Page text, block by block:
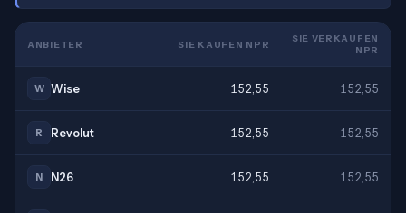
ANBIETER SIE KAUFEN NPR
SIE VERKAUFEN
NPR
W Wise 152,55 152,55
R Revolut 152,55 152,55
N N26 152,55 152,55